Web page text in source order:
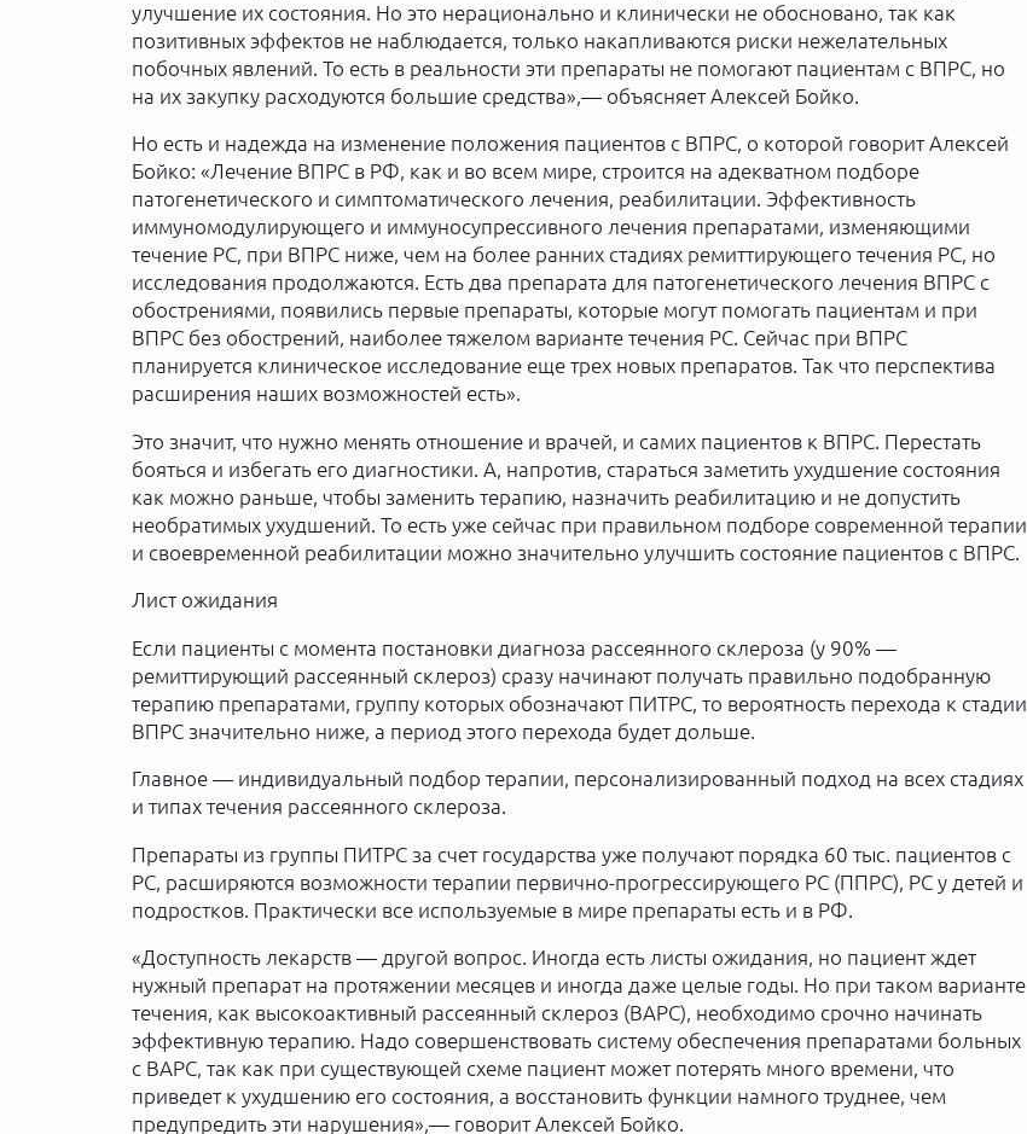
улучшение их состояния. Но это нерационально и клинически не обосновано, так как
позитивных эффектов не наблюдается, только накапливаются риски нежелательных
побочных явлений. То есть в реальности эти препараты не помогают пациентам с ВПРС, но
на их закупку расходуются большие средства»,— объясняет Алексей Бойко.
Но есть и надежда на изменение положения пациентов с ВПРС, о которой говорит Алексей
Бойко: «Лечение ВПРС в РФ, как и во всем мире, строится на адекватном подборе
патогенетического и симптоматического лечения, реабилитации. Эффективность
иммуномодулирующего и иммуносупрессивного лечения препаратами, изменяющими
течение РС, при ВПРС ниже, чем на более ранних стадиях ремиттирующего течения РС, но
исследования продолжаются. Есть два препарата для патогенетического лечения ВПРС с
обострениями, появились первые препараты, которые могут помогать пациентам и при
ВПРС без обострений, наиболее тяжелом варианте течения РС. Сейчас при ВПРС
планируется клиническое исследование еще трех новых препаратов. Так что перспектива
расширения наших возможностей есть».
Это значит, что нужно менять отношение и врачей, и самих пациентов к ВПРС. Перестать
бояться и избегать его диагностики. А, напротив, стараться заметить ухудшение состояния
как можно раньше, чтобы заменить терапию, назначить реабилитацию и не допустить
необратимых ухудшений. То есть уже сейчас при правильном подборе современной терапии
и своевременной реабилитации можно значительно улучшить состояние пациентов с ВПРС.
Лист ожидания
Если пациенты с момента постановки диагноза рассеянного склероза (у 90% —
ремиттирующий рассеянный склероз) сразу начинают получать правильно подобранную
терапию препаратами, группу которых обозначают ПИТРС, то вероятность перехода к стадии
ВПРС значительно ниже, а период этого перехода будет дольше.
Главное — индивидуальный подбор терапии, персонализированный подход на всех стадиях
и типах течения рассеянного склероза.
Препараты из группы ПИТРС за счет государства уже получают порядка 60 тыс. пациентов с
РС, расширяются возможности терапии первично-прогрессирующего РС (ППРС), РС у детей и
подростков. Практически все используемые в мире препараты есть и в РФ.
«Доступность лекарств — другой вопрос. Иногда есть листы ожидания, но пациент ждет
нужный препарат на протяжении месяцев и иногда даже целые годы. Но при таком варианте
течения, как высокоактивный рассеянный склероз (ВАРС), необходимо срочно начинать
эффективную терапию. Надо совершенствовать систему обеспечения препаратами больных
с ВАРС, так как при существующей схеме пациент может потерять много времени, что
приведет к ухудшению его состояния, а восстановить функции намного труднее, чем
предупредить эти нарушения»,— говорит Алексей Бойко.